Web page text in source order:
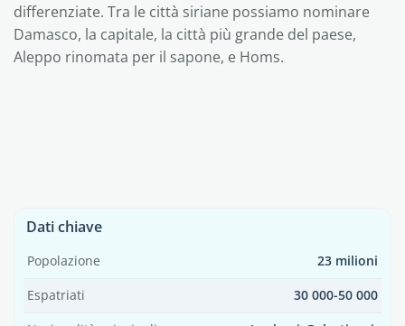
differenziate. Tra le città siriane possiamo nominare
Damasco, la capitale, la città più grande del paese,
Aleppo rinomata per il sapone, e Homs.
Dati chiave
Popolazione 23 milioni
Espatriati 30 000-50 000